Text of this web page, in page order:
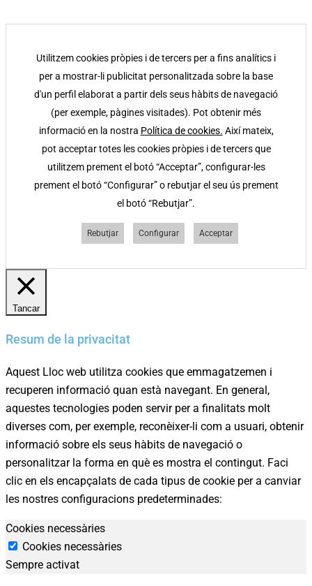
Utilitzem cookies pròpies i de tercers per a fins analítics i
per a mostrar-li publicitat personalitzada sobre la base
d'un perfil elaborat a partir dels seus hàbits de navegació
(per exemple, pàgines visitades). Pot obtenir més
informació en la nostra Política de cookies. Així mateix,
pot acceptar totes les cookies pròpies i de tercers que
utilitzem prement el botó “Acceptar”, configurar-les
prement el botó “Configurar” o rebutjar el seu ús prement
el botó “Rebutjar”.
Rebutjar Configurar Acceptar
Tancar
Resum de la privacitat
Aquest Lloc web utilitza cookies que emmagatzemen i
recuperen informació quan està navegant. En general,
aquestes tecnologies poden servir per a finalitats molt
diverses com, per exemple, reconèixer-li com a usuari, obtenir
informació sobre els seus hàbits de navegació o
personalitzar la forma en què es mostra el contingut. Faci
clic en els encapçalats de cada tipus de cookie per a canviar
les nostres configuracions predeterminades:
Preferències
de
privadesa
Cookies necessàries
Cookies necessàries
Sempre activat